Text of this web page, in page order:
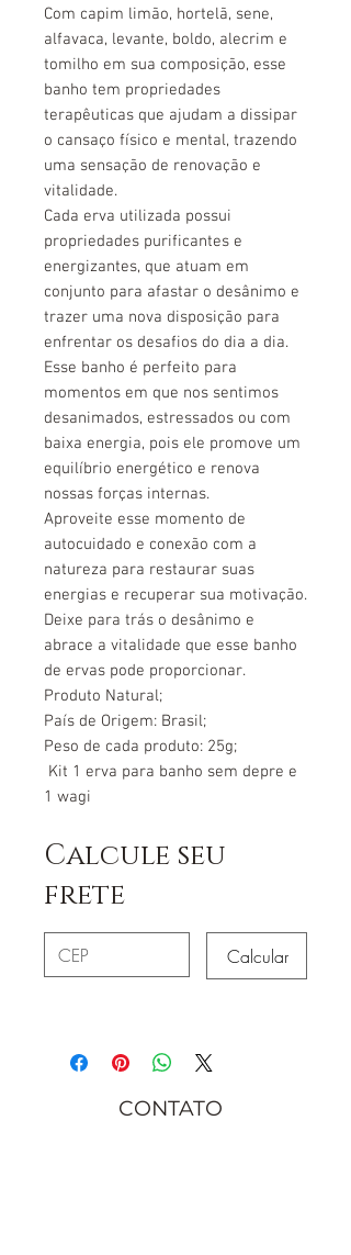
Com capim limão, hortelã, sene,
alfavaca, levante, boldo, alecrim e
tomilho em sua composição, esse
banho tem propriedades
terapêuticas que ajudam a dissipar
o cansaço físico e mental, trazendo
uma sensação de renovação e
vitalidade.
Cada erva utilizada possui
propriedades purificantes e
energizantes, que atuam em
conjunto para afastar o desânimo e
trazer uma nova disposição para
enfrentar os desafios do dia a dia.
Esse banho é perfeito para
momentos em que nos sentimos
desanimados, estressados ou com
baixa energia, pois ele promove um
equilíbrio energético e renova
nossas forças internas.
Aproveite esse momento de
autocuidado e conexão com a
natureza para restaurar suas
energias e recuperar sua motivação.
Deixe para trás o desânimo e
abrace a vitalidade que esse banho
de ervas pode proporcionar.
Produto Natural;
País de Origem: Brasil;
Peso de cada produto: 25g;
Kit 1 erva para banho sem depre e
1 wagi
Calcule seu
frete
Calcular
CONTATO